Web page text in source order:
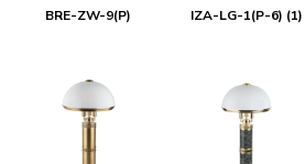
BRE-ZW-9(P) IZA-LG-1(P-6) (1)